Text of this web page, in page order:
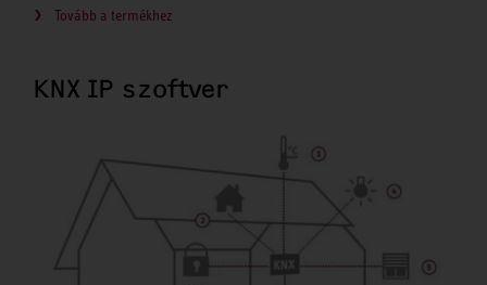
Tovább a termékhez
KNX IP szoftver